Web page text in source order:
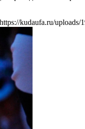
https://kudaufa.ru/uploads/